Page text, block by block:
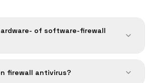
of software-firewall
firewall antivirus?